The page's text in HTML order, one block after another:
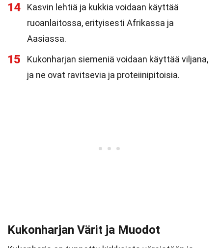
14
Kasvin lehtiä ja kukkia voidaan käyttää
ruoanlaitossa, erityisesti Afrikassa ja
Aasiassa.
15
Kukonharjan siemeniä voidaan käyttää viljana,
ja ne ovat ravitsevia ja proteiinipitoisia.
Kukonharjan Värit ja Muodot